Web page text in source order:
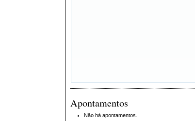
Apontamentos
Não há apontamentos.